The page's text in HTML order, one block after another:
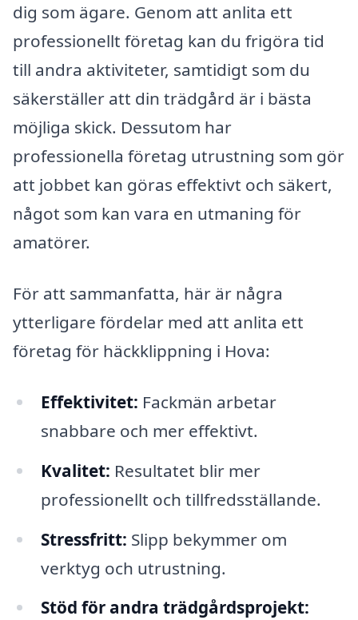
dig som ägare. Genom att anlita ett
professionellt företag kan du frigöra tid
till andra aktiviteter, samtidigt som du
säkerställer att din trädgård är i bästa
möjliga skick. Dessutom har
professionella företag utrustning som gör
att jobbet kan göras effektivt och säkert,
något som kan vara en utmaning för
amatörer.
För att sammanfatta, här är några
ytterligare fördelar med att anlita ett
företag för häckklippning i Hova:
Effektivitet: Fackmän arbetar
snabbare och mer effektivt.
Kvalitet: Resultatet blir mer
professionellt och tillfredsställande.
Stressfritt: Slipp bekymmer om
verktyg och utrustning.
Stöd för andra trädgårdsprojekt: